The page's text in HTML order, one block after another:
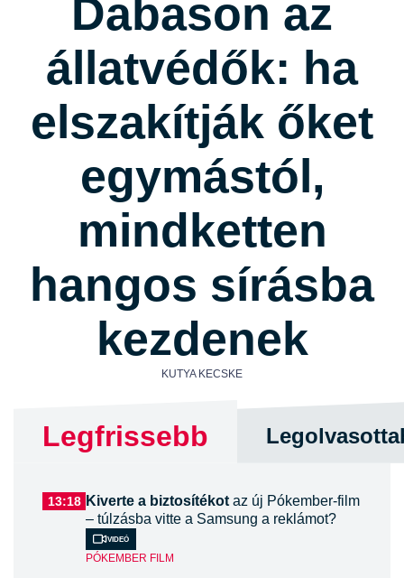
Dabason az
állatvédők: ha
elszakítják őket
egymástól,
mindketten
hangos sírásba
kezdenek
KUTYA KECSKE
Legfrissebb
13:18 Kiverte a biztosítékot az új Pókember-film
– túlzásba vitte a Samsung a reklámot?
Videó
PÓKEMBER FILM